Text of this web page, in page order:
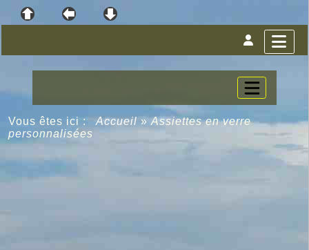
Vous êtes ici : Accueil »Assiettes en verre
personnalisées